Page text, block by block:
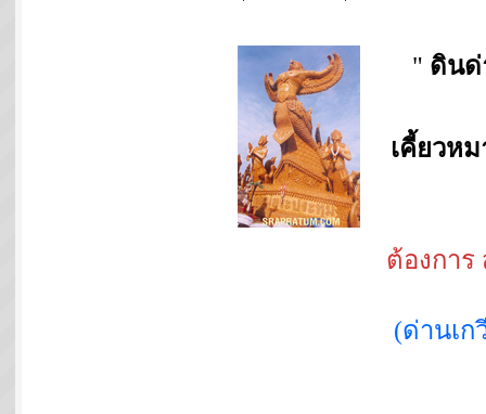
" ดินด่
เคี้ยวห
ต้องกา
(ด่านเ